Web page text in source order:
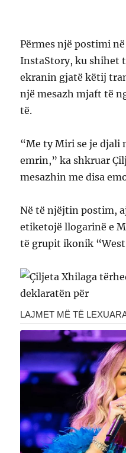
Përmes një postimi
InstaStory, ku shihet
ekranin gjatë këtij
një mesazh mjaft të
të.
“Me ty Miri se je djali
emrin,” ka shkruar
mesazhin me disa
Në të njëjtin postim,
etiketojë llogarinë e
të grupit ikonik